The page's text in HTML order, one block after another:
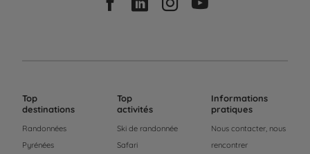
Top
destinations
Randonnées
Pyrénées
Top
activités
Ski de randonnée
Safari
Informations
pratiques
Nous contacter, nous
rencontrer